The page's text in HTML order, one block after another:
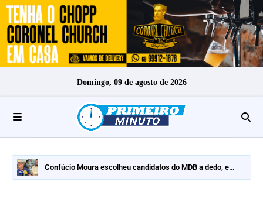
Domingo, 09 de agosto de 2026
Confúcio Moura escolheu candidatos do MDB a dedo, e